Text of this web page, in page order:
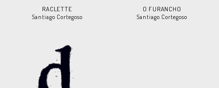
RACLETTE
Santiago Cortegoso
O FURANCHO
Santiago Cortegoso